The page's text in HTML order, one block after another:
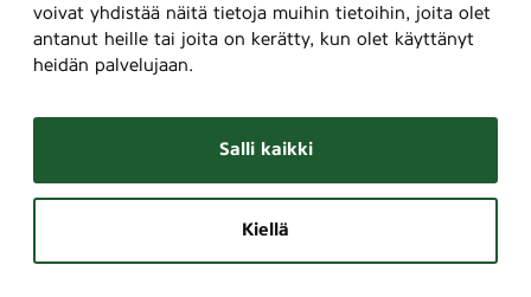
voivat yhdistää näitä tietoja muihin tietoihin, joita olet
antanut heille tai joita on kerätty, kun olet käyttänyt
heidän palvelujaan.
Salli kaikki
Kiellä